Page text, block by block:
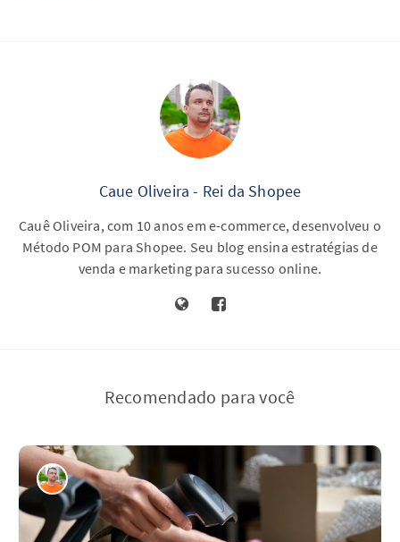
Caue Oliveira - Rei da Shopee
Cauê Oliveira, com 10 anos em e-commerce, desenvolveu o
Método POM para Shopee. Seu blog ensina estratégias de
venda e marketing para sucesso online.
Recomendado para você